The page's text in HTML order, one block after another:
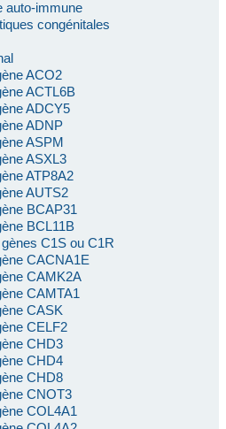
auto-immune
congénitales
ACO2
ACTL6B
ADCY5
ADNP
ASPM
ASXL3
ATP8A2
AUTS2
BCAP31
BCL11B
C1S ou C1R
CACNA1E
CAMK2A
CAMTA1
CASK
CELF2
CHD3
CHD4
CHD8
CNOT3
COL4A1